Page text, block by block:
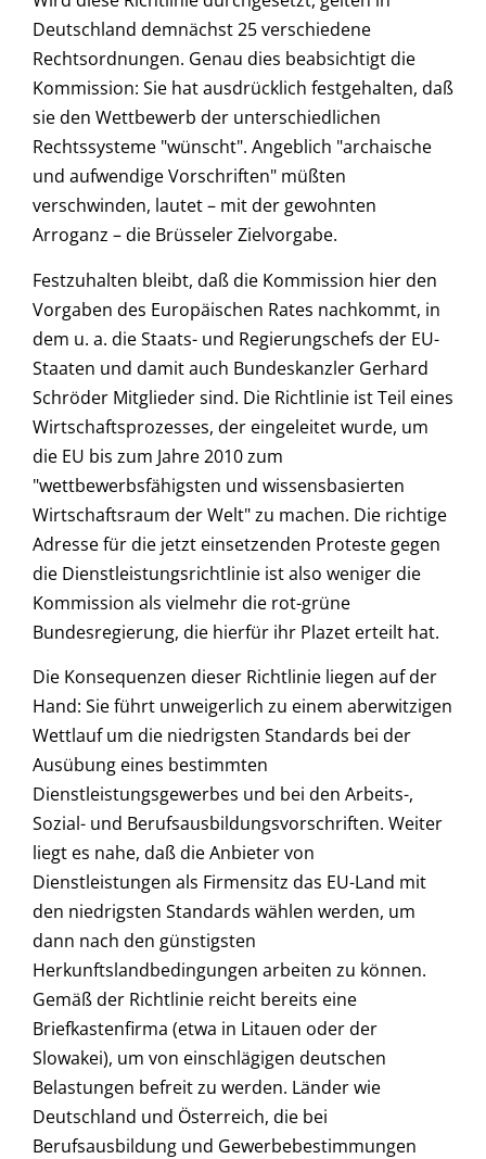
Deutschland demnächst 25 verschiedene
Rechtsordnungen. Genau dies beabsichtigt die
Kommission: Sie hat ausdrücklich festgehalten, daß
sie den Wettbewerb der unterschiedlichen
Rechtssysteme "wünscht". Angeblich "archaische
und aufwendige Vorschriften" müßten
verschwinden, lautet – mit der gewohnten
Arroganz – die Brüsseler Zielvorgabe.
Festzuhalten bleibt, daß die Kommission hier den
Vorgaben des Europäischen Rates nachkommt, in
dem u. a. die Staats- und Regierungschefs der EU-
Staaten und damit auch Bundeskanzler Gerhard
Schröder Mitglieder sind. Die Richtlinie ist Teil eines
Wirtschaftsprozesses, der eingeleitet wurde, um
die EU bis zum Jahre 2010 zum
"wettbewerbsfähigsten und wissensbasierten
Wirtschaftsraum der Welt" zu machen. Die richtige
Adresse für die jetzt einsetzenden Proteste gegen
die Dienstleistungsrichtlinie ist also weniger die
Kommission als vielmehr die rot-grüne
Bundesregierung, die hierfür ihr Plazet erteilt hat.
Die Konsequenzen dieser Richtlinie liegen auf der
Hand: Sie führt unweigerlich zu einem aberwitzigen
Wettlauf um die niedrigsten Standards bei der
Ausübung eines bestimmten
Dienstleistungsgewerbes und bei den Arbeits-,
Sozial- und Berufsausbildungsvorschriften. Weiter
liegt es nahe, daß die Anbieter von
Dienstleistungen als Firmensitz das EU-Land mit
den niedrigsten Standards wählen werden, um
dann nach den günstigsten
Herkunftslandbedingungen arbeiten zu können.
Gemäß der Richtlinie reicht bereits eine
Briefkastenfirma (etwa in Litauen oder der
Slowakei), um von einschlägigen deutschen
Belastungen befreit zu werden. Länder wie
Deutschland und Österreich, die bei
Berufsausbildung und Gewerbebestimmungen